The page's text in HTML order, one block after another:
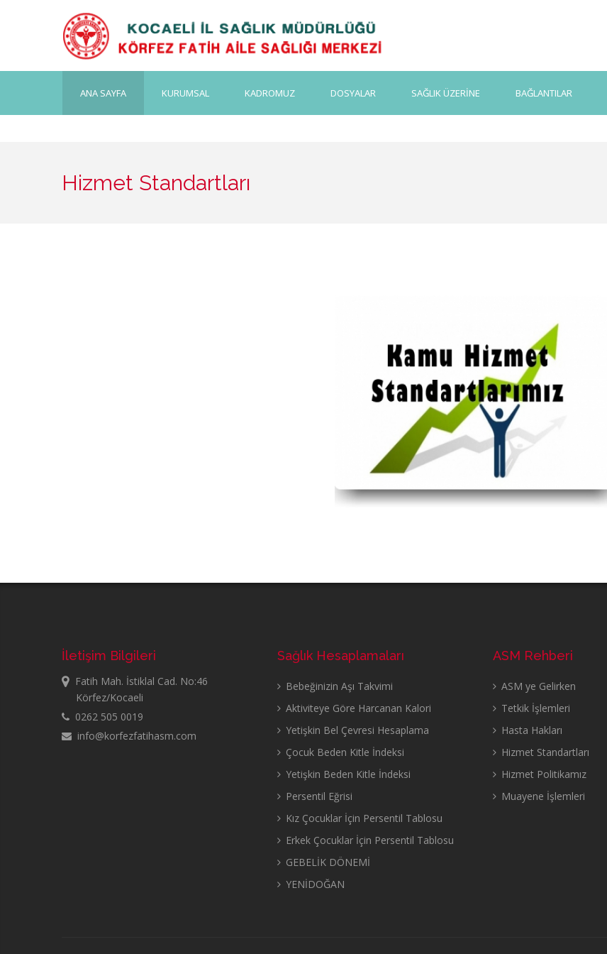
ANA SAYFA KURUMSAL KADROMUZ DOSYALAR SAĞLIK ÜZERİNE BAĞLANTILAR
Hizmet Standartları
İletişim Bilgileri
Fatih Mah. İstiklal Cad. No:46
Körfez/Kocaeli
0262 505 0019
info@korfezfatihasm.com
Sağlık Hesaplamaları
Bebeğinizin Aşı Takvimi
Aktiviteye Göre Harcanan Kalori
Yetişkin Bel Çevresi Hesaplama
Çocuk Beden Kitle İndeksi
Yetişkin Beden Kitle İndeksi
Persentil Eğrisi
Kız Çocuklar İçin Persentil Tablosu
Erkek Çocuklar İçin Persentil Tablosu
GEBELİK DÖNEMİ
YENİDOĞAN
ASM Rehberi
ASM ye Gelirken
Tetkik İşlemleri
Hasta Hakları
Hizmet Standartları
Hizmet Politikamız
Muayene İşlemleri